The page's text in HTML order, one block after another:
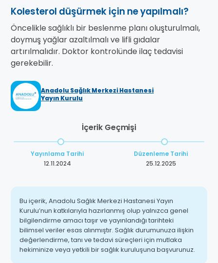
Kolesterol düşürmek için ne yapılmalı?
Öncelikle sağlıklı bir beslenme planı oluşturulmalı,
doymuş yağlar azaltılmalı ve lifli gıdalar
artırılmalıdır. Doktor kontrolünde ilaç tedavisi
gerekebilir.
Anadolu Sağlık Merkezi Hastanesi
Yayın Kurulu
İçerik Geçmişi
Yayınlama Tarihi
12.11.2024
Düzenleme Tarihi
25.12.2025
Bu içerik, Anadolu Sağlık Merkezi Hastanesi Yayın
Kurulu’nun katkılarıyla hazırlanmış olup yalnızca genel
bilgilendirme amacı taşır ve yayınlandığı tarihteki
bilimsel veriler esas alınmıştır. Sağlık durumunuza ilişkin
değerlendirme, tanı ve tedavi süreçleri için mutlaka
hekiminize veya yetkili bir sağlık kuruluşuna başvurunuz.